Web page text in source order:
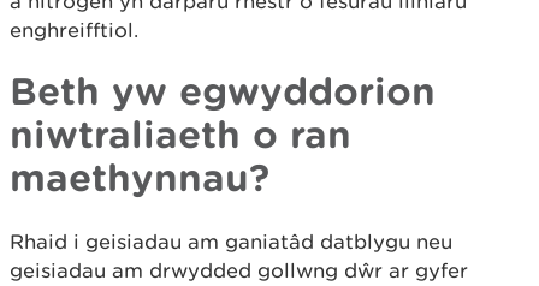
enghreifftiol.
Beth yw egwyddorion
niwtraliaeth o ran
maethynnau?
Rhaid i geisiadau am ganiatâd datblygu neu
geisiadau am drwydded gollwng dŵr ar gyfer